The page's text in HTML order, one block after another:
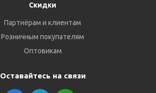
Скидки
Партнёрам и клиентам
Розничным покупателям
Оптовикам
Оставайтесь на связи